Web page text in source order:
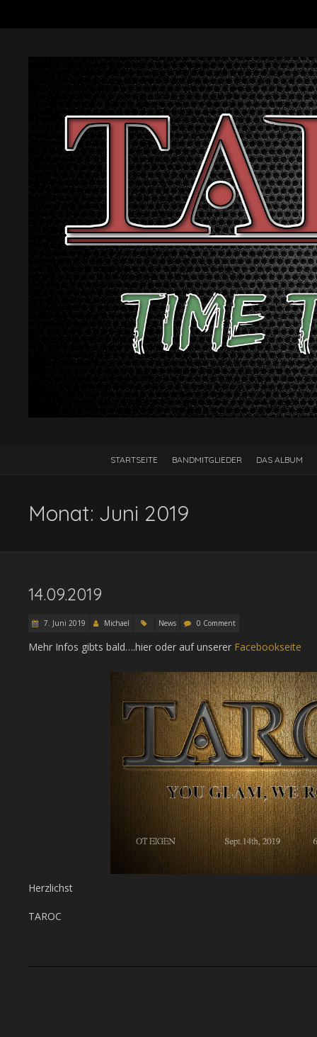
STARTSEITE BANDMITGLIEDER DAS ALBUM
Monat: Juni 2019
14.09.2019
7. Juni 2019 Michael News 0 Comment
Mehr Infos gibts bald….hier oder auf unserer Facebookseite
Herzlichst
TAROC